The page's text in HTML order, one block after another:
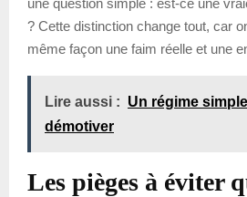
? Cette distinction change tout, car
même façon une faim réelle et une
Lire aussi : Un régime
démotiver
Les pièges à éviter